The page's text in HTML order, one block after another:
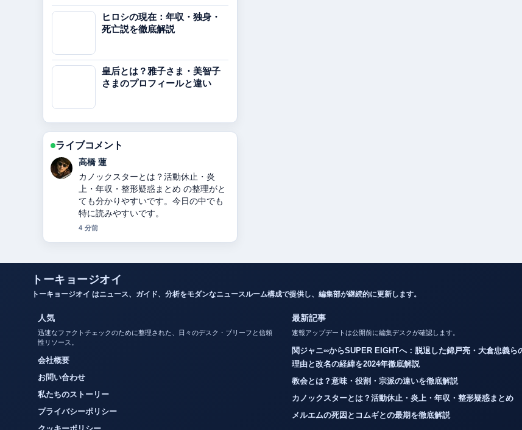
ヒロシの現在：年収・独身・
死亡説を徹底解説
皇后とは？雅子さま・美智子
さまのプロフィールと違い
ライブコメント
佐藤 遥
関ジャニ∞からSUPER EIGHTへ：脱退
した錦戸亮・大倉忠義らの理由と改名
の経緯を2024年徹底解説 を追っていま
すが、この解説は落ち着いていて信頼
できます。
トーキョージオイ
人気
迅速なファクトチェックのために整理された、日々のデスク・ブリーフと信頼
性リソース。
会社概要
お問い合わせ
私たちのストーリー
プライバシーポリシー
最新記事
関ジャニ∞からSUPER EIGHTへ：脱退した錦戸亮・大倉忠義らの
理由と改名の経緯を2024年徹底解説
教会とは？意味・役割・宗派の違いを徹底解説
カノックスターとは？活動休止・炎上・年収・整形疑惑まとめ